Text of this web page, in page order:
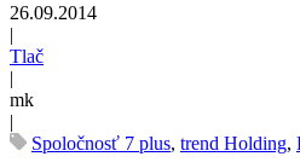
26.09.2014
|
Tlač
|
mk
|
Spoločnosť 7 plus, trend Holding,